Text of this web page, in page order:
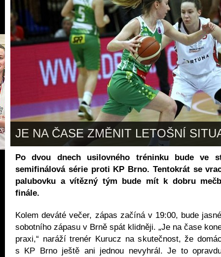
JE NA ČASE ZMĚNIT LETOŠNÍ
Po dvou dnech usilovného tréninku bude ve
semifinálová série proti KP Brno. Tentokrát se
palubovku a vítězný tým bude mít k dobru
finále.
Kolem deváté večer, zápas začíná v 19:00, bude
sobotního zápasu v Brně spát klidněji. „Je na čase
praxi,“ naráží trenér Kurucz na skutečnost, že
s KP Brno ještě ani jednou nevyhrál. Je to